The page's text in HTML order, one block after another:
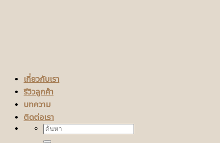
เกี่ยวกับเรา
รีวิวลูกค้า
บทความ
ติดต่อเรา
ค้นหา: